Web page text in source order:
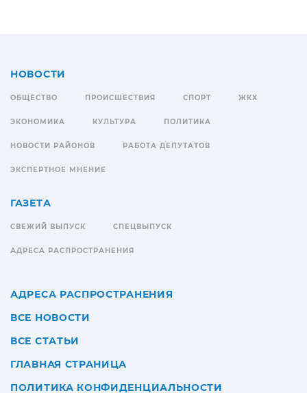
НОВОСТИ
ОБЩЕСТВО ПРОИСШЕСТВИЯ СПОРТ ЖКХ
ЭКОНОМИКА КУЛЬТУРА ПОЛИТИКА
НОВОСТИ РАЙОНОВ РАБОТА ДЕПУТАТОВ
ЭКСПЕРТНОЕ МНЕНИЕ
ГАЗЕТА
СВЕЖИЙ ВЫПУСК СПЕЦВЫПУСК
АДРЕСА РАСПРОСТРАНЕНИЯ
АДРЕСА РАСПРОСТРАНЕНИЯ
ВСЕ НОВОСТИ
ВСЕ СТАТЬИ
ГЛАВНАЯ СТРАНИЦА
ПОЛИТИКА КОНФИДЕНЦИАЛЬНОСТИ